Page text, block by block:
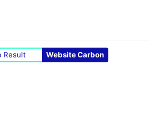
Result Website Carbon